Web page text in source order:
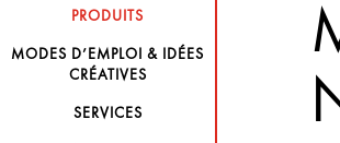
PRODUITS
MODES D’EMPLOI & IDÉES
CRÉATIVES
SERVICES